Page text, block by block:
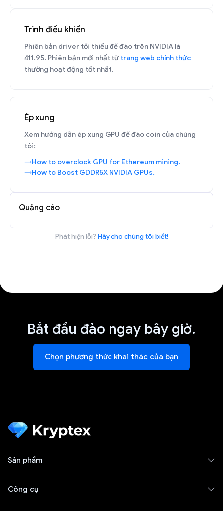
Trình điều khiển
Phiên bản driver tối thiểu để đào trên NVIDIA là
411.95. Phiên bản mới nhất từ trang web chính thức
thường hoạt động tốt nhất.
Ép xung
Xem hướng dẫn ép xung GPU để đào coin của chúng
tôi:
How to overclock GPU for Ethereum mining.
How to Boost GDDR5X NVIDIA GPUs.
Quảng cáo
Phát hiện lỗi? Hãy cho chúng tôi biết!
Bắt đầu đào ngay bây giờ.
Chọn phương thức khai thác của bạn
Sản phẩm
Công cụ